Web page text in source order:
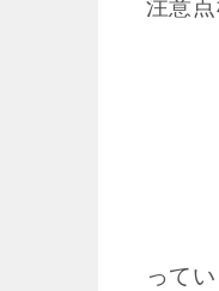
注意
って